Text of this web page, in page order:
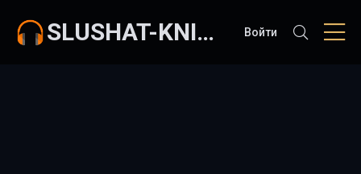
SLUSHAT-KNIGI.COM Войти